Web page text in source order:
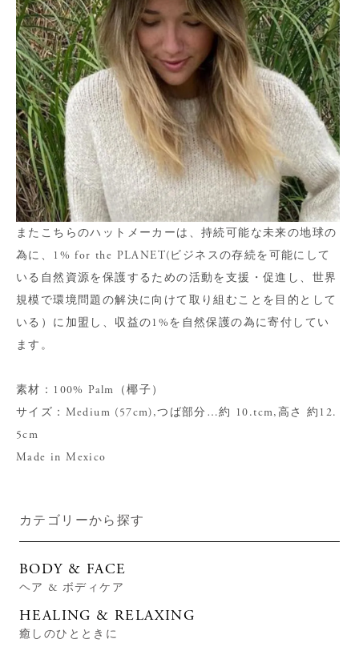
またこちらのハットメーカーは、持続可能な未来の地球の
為に、1% for the PLANET(ビジネスの存続を可能にして
いる自然資源を保護するための活動を支援・促進し、世界
規模で環境問題の解決に向けて取り組むことを目的として
いる）に加盟し、収益の1%を自然保護の為に寄付してい
ます。
素材：100% Palm（椰子）
サイズ：Medium (57cm),つば部分…約 10.tcm,高さ 約12.
5cm
Made in Mexico
カテゴリーから探す
BODY & FACE
ヘア & ボディケア
HEALING & RELAXING
癒しのひとときに